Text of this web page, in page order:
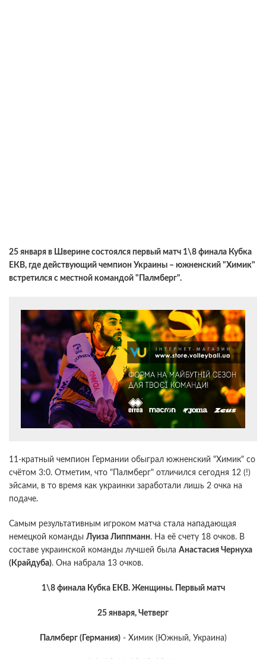
25 января в Шверине состоялся первый матч 1\8 финала Кубка
ЕКВ, где действующий чемпион Украины – южненский "Химик"
встретился с местной командой "Палмберг".
11-кратный чемпион Германии обыграл южненский "Химик" со
счётом 3:0. Отметим, что "Палмберг" отличился сегодня 12 (!)
эйсами, в то время как украинки заработали лишь 2 очка на
подаче.
Самым результативным игроком матча стала нападающая
немецкой команды Луиза Липпманн. На её счету 18 очков. В
составе украинской команды лучшей была Анастасия Чернуха
(Крайдуба). Она набрала 13 очков.
1\8 финала Кубка ЕКВ. Женщины. Первый матч
25 января, Четверг
Палмберг (Германия)- Химик (Южный, Украина)